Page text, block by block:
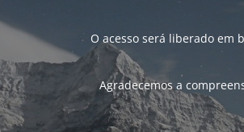
O acesso será liberado em
Agradecemos a